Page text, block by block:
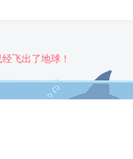
飞出了地球！